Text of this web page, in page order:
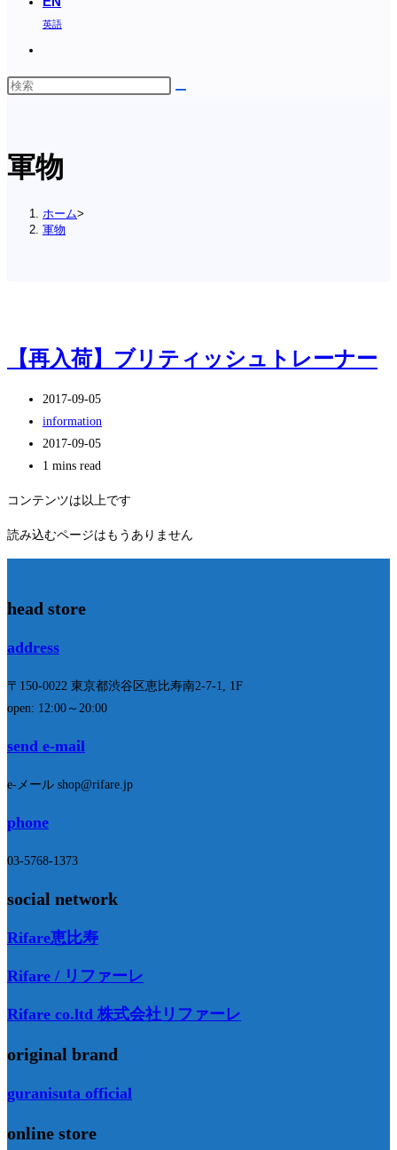
英語
search
軍物
ホーム>
軍物
【再入荷】ブリティッシュトレーナー
投
稿
公
開
2017-09-05
投
稿
カ
ゴ
リ
information
投
稿
最
終
2017-09-05
Reading
1 mins read
コンテンツは以上です
読み込むページはもうありません
head store
address
〒150-0022 東京都渋谷区恵比寿南2-7-1, 1F
open: 12:00～20:00
send e-mail
e-メール shop@rifare.jp
phone
03-5768-1373
social network
Rifare恵比寿
Rifare / リファーレ
Rifare co.ltd 株式会社リファーレ
original brand
guranisuta official
online store